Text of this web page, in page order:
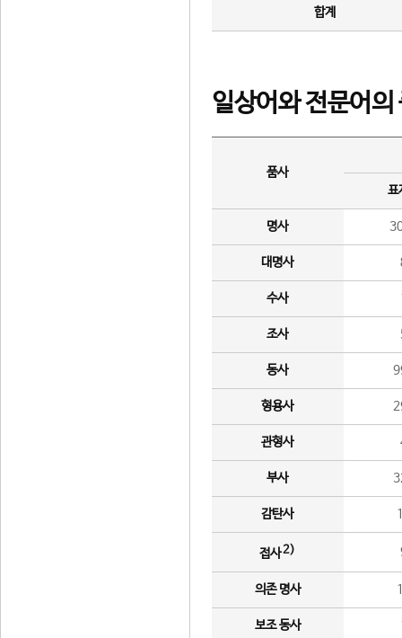
합계
일상어와 전문어의
품사
표
명사
대명사
수사
조사
동사
형용사
관형사
부사
감탄사
접사2)
의존 명사
보조 동사